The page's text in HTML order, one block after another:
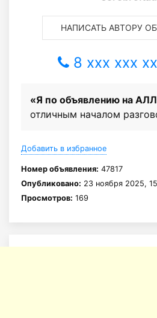
НАПИСАТЬ АВТОРУ
8 xxx xxx xx
«Я по объявлению на
отличным началом
Добавить в избранное
Номер объявления: 47817
Опубликовано: 23 ноября 2025,
Просмотров: 169